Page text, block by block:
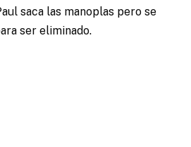
saca las manoplas pero se
ser eliminado.